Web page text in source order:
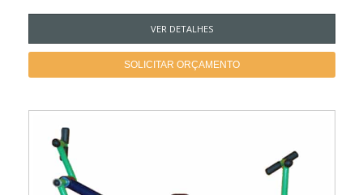
VER DETALHES
SOLICITAR ORÇAMENTO